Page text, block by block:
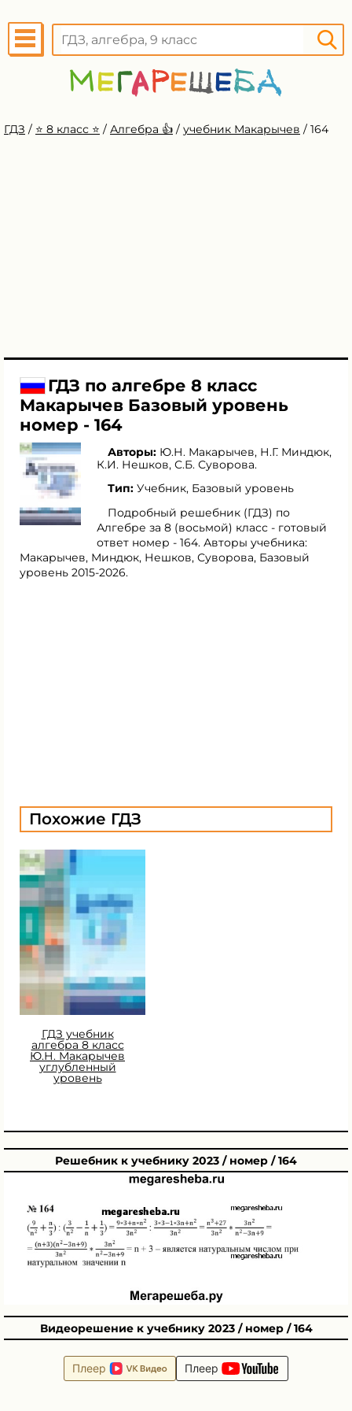
ГДЗ / ⭐️ 8 класс ⭐️ / Алгебра 👍 / учебник Макарычев / 164
ГДЗ по алгебре 8 класс
Макарычев Базовый уровень
номер - 164
Авторы: Ю.Н. Макарычев, Н.Г. Миндюк,
К.И. Нешков, С.Б. Суворова.
Тип: Учебник, Базовый уровень
Подробный решебник (ГДЗ) по
Алгебре за 8 (восьмой) класс - готовый
ответ номер - 164. Авторы учебника:
Макарычев, Миндюк, Нешков, Суворова, Базовый
уровень 2015-2026.
Похожие ГДЗ
ГДЗ учебник
алгебра 8 класс
Ю.Н. Макарычев
углубленный
уровень
Решебник к учебнику 2023 / номер / 164
Видеорешение к учебнику 2023 / номер / 164
Плеер Плеер